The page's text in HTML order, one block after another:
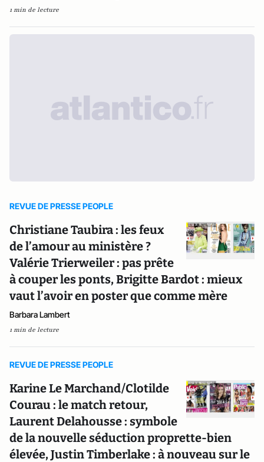
1 min de lecture
REVUE DE PRESSE PEOPLE
Christiane Taubira : les feux
de l’amour au ministère ?
Valérie Trierweiler : pas prête
à couper les ponts, Brigitte Bardot : mieux
vaut l’avoir en poster que comme mère
Barbara Lambert
1 min de lecture
REVUE DE PRESSE PEOPLE
Karine Le Marchand/Clotilde
Courau : le match retour,
Laurent Delahousse : symbole
de la nouvelle séduction proprette-bien
élevée, Justin Timberlake : à nouveau sur le